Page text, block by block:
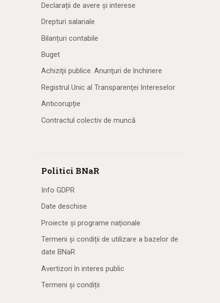
Declarații de avere și interese
Drepturi salariale
Bilanțuri contabile
Buget
Achiziţii publice. Anunţuri de închiriere
Registrul Unic al Transparenţei Intereselor
Anticorupție
Contractul colectiv de muncă
Politici BNaR
Info GDPR
Date deschise
Proiecte și programe naționale
Termeni și condiții de utilizare a bazelor de
date BNaR
Avertizori în interes public
Termeni și condiții